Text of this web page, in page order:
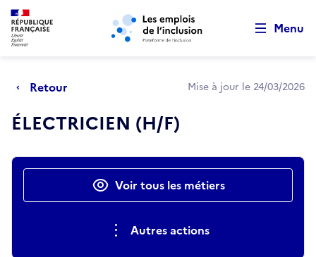
Aller au menu principal Aller au contenu principal
Menu
Retour Mise à jour le 24/03/2026
ÉLECTRICIEN (H/F)
Actions rapidesVoir tous les métiers
Autres actions
Retour au début de la page
Panneau de gestion des cookies